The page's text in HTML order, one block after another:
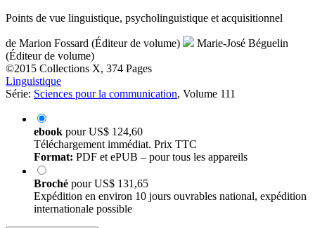
Points de vue linguistique, psycholinguistique et acquisitionnel
de Marion Fossard (Éditeur de volume)
Marie-José Béguelin
(Éditeur de volume)
©2015 Collections X, 374 Pages
Linguistique
Série: Sciences pour la communication, Volume 111
ebook pourUS$ 124,60
Téléchargement immédiat. Prix TTC
Format: PDF et ePUB – pour tous les appareils
Broché pourUS$ 131,65
Expédition en environ 10 jours ouvrables national, expédition
internationale possible